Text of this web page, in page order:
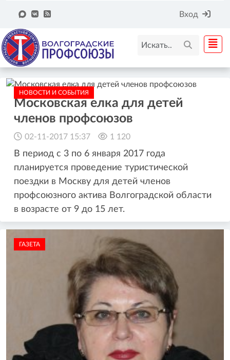
Вход
НОВОСТИ И СОБЫТИЯ
Московская елка для детей
членов профсоюзов
02-11-2017 15:37 1 120
В период с 3 по 6 января 2017 года
планируется проведение туристической
поездки в Москву для детей членов
профсоюзного актива Волгоградской области
в возрасте от 9 до 15 лет.
ГАЗЕТА